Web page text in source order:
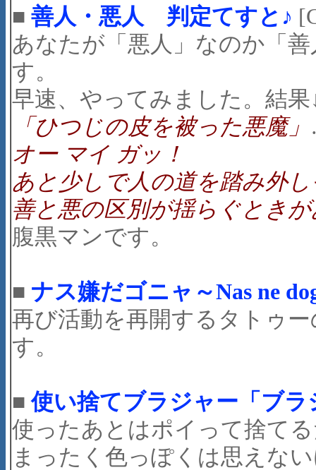
■ 善人・悪人 判定てすと♪
あなたが「悪人」なのか「
す。
早速、やってみました。結果
「ひつじの皮を被った悪魔」
オー マイ ガッ！
あと少しで人の道を踏み外
善と悪の区別が揺らぐとき
腹黒マンです。
■ ナス嫌だゴニャ～Nas ne
再び活動を再開するタトゥ
す。
■使い捨てブラジャー「ブラ
使ったあとはポイって捨て
まったく色っぽくは思えな